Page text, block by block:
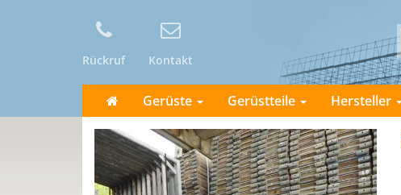
Rückruf Kontakt
Gerüste Gerüstteile Hersteller